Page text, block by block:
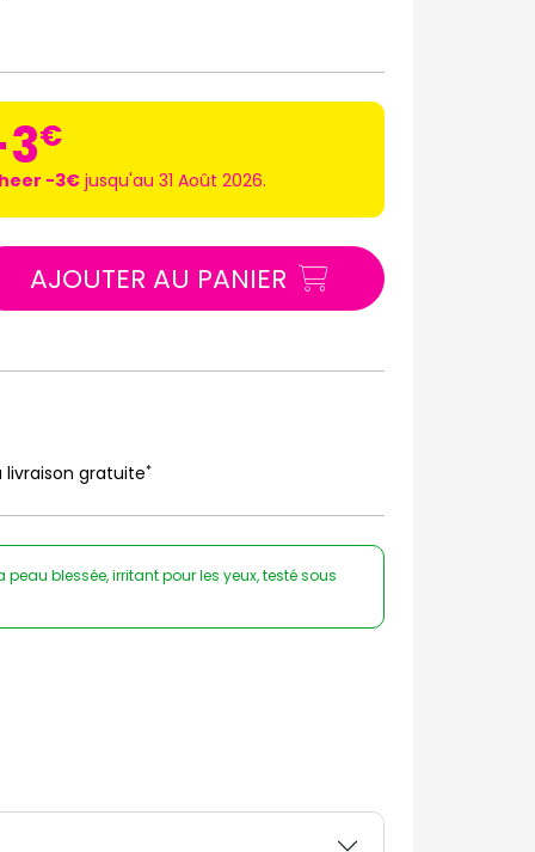
€
-3€ jusqu'au 31 Août 2026.
AJOUTER AU PANIER
gratuite*
blessée, irritant pour les yeux, testé sous